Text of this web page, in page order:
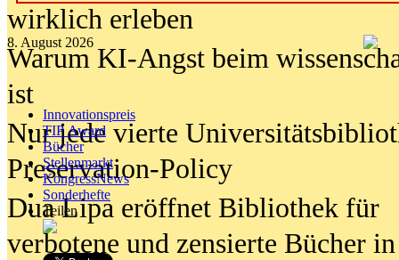
8. August 2026
Innovationspreis
TIP Award
Bücher
Stellenmarkt
KongressNews
Sonderhefte
Teilen
wirklich erleben
Warum KI-Angst beim
ist
Nur jede vierte
Preservation-Policy
Dua Lipa eröffnet Bibliothek für
verbotene und zensierte Bücher